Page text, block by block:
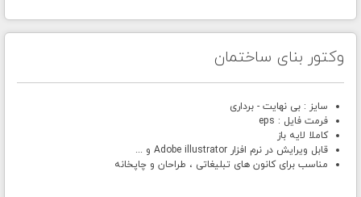
وکتور بنای ساختمان
سایز : بی نهایت - برداری
فرمت فایل : eps
کاملا لایه باز
قابل ویرایش در نرم افزار Adobe illustrator و ...
مناسب برای کانون های تبلیغاتی ، طراحان و چاپخانه